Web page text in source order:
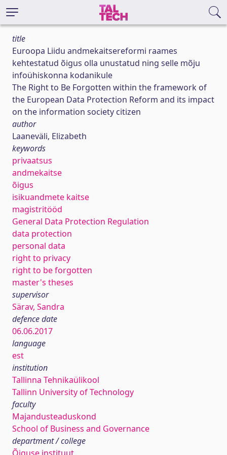
title
Euroopa Liidu andmekaitsereformi raames
kehtestatud õigus olla unustatud ning selle mõju
infoühiskonna kodanikule
The Right to Be Forgotten within the framework of
the European Data Protection Reform and its impact
on the information society citizen
author
Laaneväli, Elizabeth
keywords
privaatsus
andmekaitse
õigus
isikuandmete kaitse
magistritööd
General Data Protection Regulation
data protection
personal data
right to privacy
right to be forgotten
master's theses
supervisor
Särav, Sandra
defence date
06.06.2017
language
est
institution
Tallinna Tehnikaülikool
Tallinn University of Technology
faculty
Majandusteaduskond
School of Business and Governance
department / college